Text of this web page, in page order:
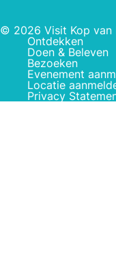
© 2026 Visit Kop van
Ontdekken
Doen & Beleven
Bezoeken
Evenement
Locatie
Privacy